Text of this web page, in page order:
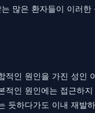
많은 환자들이 이러
인 원인을 가진 성인
인 원인에는 접근하
하다가도 이내 재발